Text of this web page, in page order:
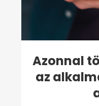
Azonnal
az